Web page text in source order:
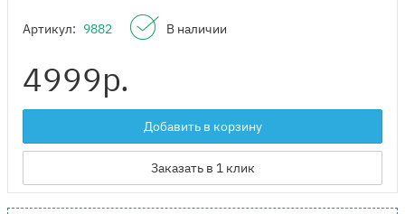
Артикул: 9882 В наличии
4999р.
Добавить в корзину
Заказать в 1 клик